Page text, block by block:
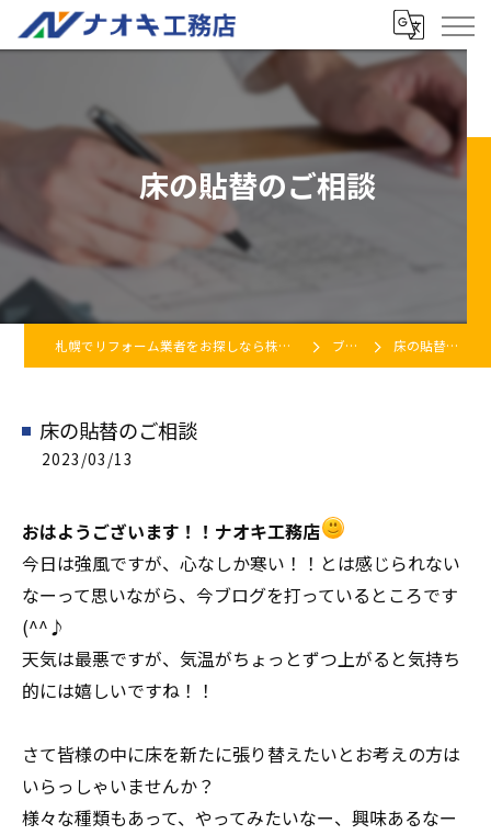
床の貼替のご相談
札幌でリフォーム業者をお探しなら株式会社ナオキ工務店 ブログ 床の貼替のご相談
床の貼替のご相談
2023/03/13
おはようございます！！ナオキ工務店
今日は強風ですが、心なしか寒い！！とは感じられない
なーって思いながら、今ブログを打っているところです
(^^♪
天気は最悪ですが、気温がちょっとずつ上がると気持ち
的には嬉しいですね！！
さて皆様の中に床を新たに張り替えたいとお考えの方は
いらっしゃいませんか？
様々な種類もあって、やってみたいなー、興味あるなー